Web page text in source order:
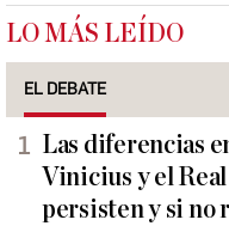
LO MÁS LEÍDO
EL DEBATE
Las diferencias
Vinicius y el
persisten y si no